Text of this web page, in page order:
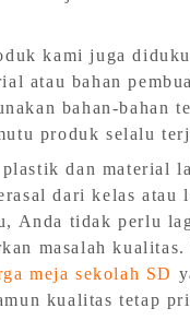
kami juga
atau bahan
bahan-bahan
produk selalu
dan material
dari kelas atau
Anda tidak perlu
masalah
meja sekolah SD
kualitas tetap